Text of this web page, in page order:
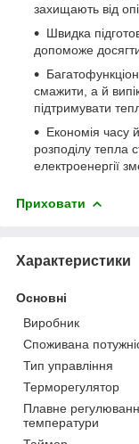
захищають від
Швидка
допоможе
смажити, а й
підтримувати
Економія часу
розподілу тепла
електроенергії
Приховати
Характеристики
Основні
Виробник
Споживана
Тип управління
Терморегулятор
Плавне
температури